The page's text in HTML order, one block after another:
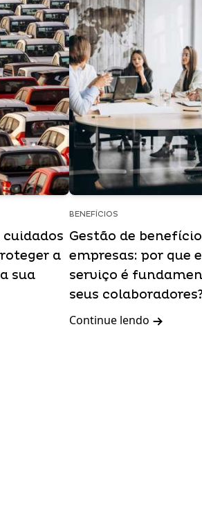
cuidados
a
sua
BENEFÍCIOS
Gestão de
empresas: por que
serviço é
seus colaboradores?
Continue lendo